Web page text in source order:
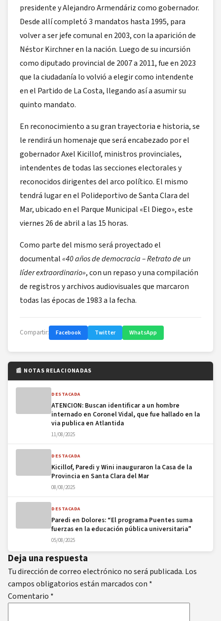
presidente y Alejandro Armendáriz como gobernador.
Desde allí completó 3 mandatos hasta 1995, para
volver a ser jefe comunal en 2003, con la aparición de
Néstor Kirchner en la nación. Luego de su incursión
como diputado provincial de 2007 a 2011, fue en 2023
que la ciudadanía lo volvió a elegir como intendente
en el Partido de La Costa, llegando así a asumir su
quinto mandato.
En reconocimiento a su gran trayectoria e historia, se
le rendirá un homenaje que será encabezado por el
gobernador Axel Kicillof, ministros provinciales,
intendentes de todas las secciones electorales y
reconocidos dirigentes del arco político. El mismo
tendrá lugar en el Polideportivo de Santa Clara del
Mar, ubicado en el Parque Municipal «El Diego», este
viernes 26 de abril a las 15 horas.
Como parte del mismo será proyectado el
documental«40 años de democracia – Retrato de un
líder extraordinario», con un repaso y una compilación
de registros y archivos audiovisuales que marcaron
todas las épocas de 1983 a la fecha.
Compartir: Facebook Twitter WhatsApp
📰 NOTAS RELACIONADAS
DESTACADA
ATENCION: Buscan identificar a un hombre
internado en Coronel Vidal, que fue hallado en la
via publica en Atlantida
11/08/2025
DESTACADA
Kicillof, Paredi y Wini inauguraron la Casa de la
Provincia en Santa Clara del Mar
08/08/2025
DESTACADA
Paredi en Dolores: “El programa Puentes suma
fuerzas en la educación pública universitaria”
05/08/2025
Deja una respuesta
Tu dirección de correo electrónico no será publicada. Los
campos obligatorios están marcados con *
Comentario *